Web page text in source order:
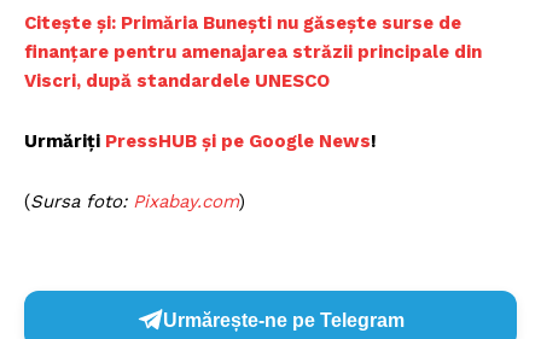
Citește și: Primăria Buneşti nu găseşte surse de
finanţare pentru amenajarea străzii principale din
Viscri, după standardele UNESCO
Urmăriți PressHUB și pe Google News!
(Sursa foto: Pixabay.com)
Urmărește-ne pe Telegram